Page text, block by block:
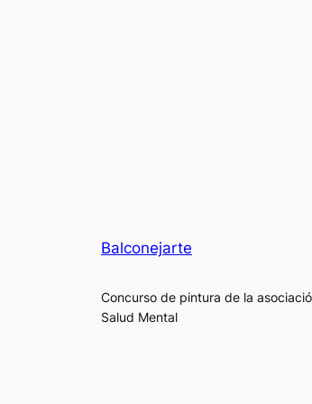
Balconejarte
Concurso de pintura de la
Salud Mental